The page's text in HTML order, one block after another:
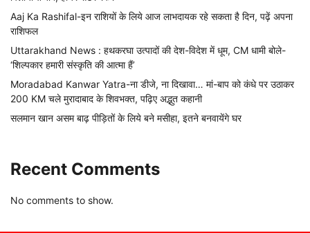
Aaj Ka Rashifal-इन राशियों के लिये आज लाभदायक रहे सकता है दिन, पढ़ें अपना
राशिफल
Uttarakhand News : हथकरघा उत्पादों की देश-विदेश में धूम, CM धामी बोले-
‘शिल्पकार हमारी संस्कृति की आत्मा हैं’
Moradabad Kanwar Yatra-ना डीजे, ना दिखावा… मां-बाप को कंधे पर उठाकर
200 KM चले मुरादाबाद के शिवभक्त, पढ़िए अद्भुत कहानी
सलमान खान असम बाढ़ पीड़ितों के लिये बने मसीहा, इतने बनवायेंगे घर
Recent Comments
No comments to show.